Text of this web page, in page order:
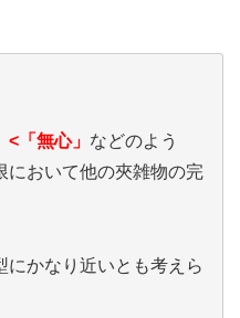
「無心」 などのよう
において他の夾雑物の完
にかなり近いとも考えら